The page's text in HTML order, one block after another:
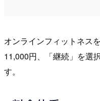
オンラインフィットネス
11,000円、「継続」を選
す。